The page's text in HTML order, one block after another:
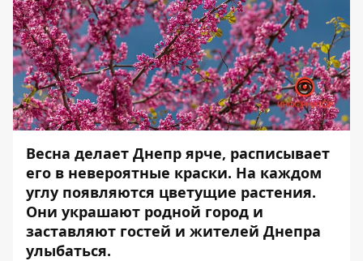
Весна делает Днепр ярче, расписывает
его в невероятные краски. На каждом
углу появляются цветущие растения.
Они украшают родной город и
заставляют гостей и жителей Днепра
улыбаться.